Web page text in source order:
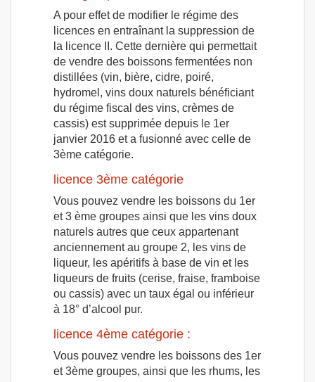
A pour effet de modifier le régime des
licences en entraînant la suppression de
la licence II. Cette dernière qui permettait
de vendre des boissons fermentées non
distillées (vin, bière, cidre, poiré,
hydromel, vins doux naturels bénéficiant
du régime fiscal des vins, crèmes de
cassis) est supprimée depuis le 1er
janvier 2016 et a fusionné avec celle de
3ème catégorie.
licence 3ème catégorie
Vous pouvez vendre les boissons du 1er
et 3 ème groupes ainsi que les vins doux
naturels autres que ceux appartenant
anciennement au groupe 2, les vins de
liqueur, les apéritifs à base de vin et les
liqueurs de fruits (cerise, fraise, framboise
ou cassis) avec un taux égal ou inférieur
à 18° d’alcool pur.
licence 4ème catégorie :
Vous pouvez vendre les boissons des 1er
et 3ème groupes, ainsi que les rhums, les